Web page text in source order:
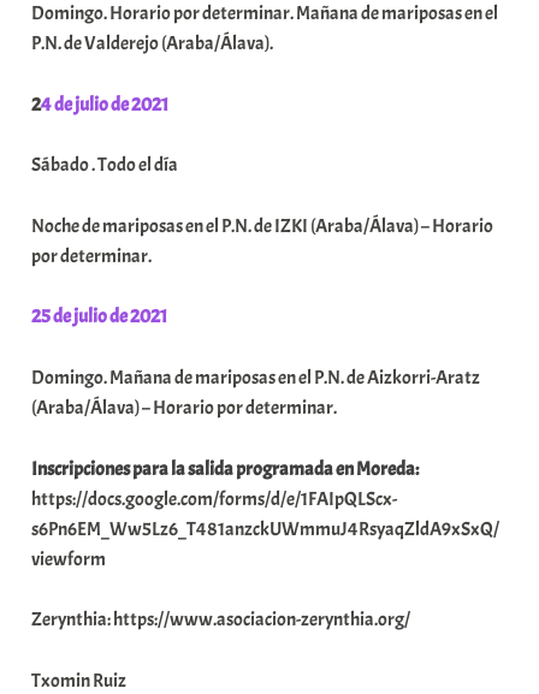
Domingo. Horario por determinar. Mañana de mariposas en el
P.N. de Valderejo (Araba/Álava).
24 de julio de 2021
Sábado . Todo el día
Noche de mariposas en el P.N. de IZKI (Araba/Álava) – Horario
por determinar.
25 de julio de 2021
Domingo. Mañana de mariposas en el P.N. de Aizkorri-Aratz
(Araba/Álava) – Horario por determinar.
Inscripciones para la salida programada en Moreda:
https://docs.google.com/forms/d/e/1FAIpQLScx-
s6Pn6EM_Ww5Lz6_T481anzckUWmmuJ4RsyaqZldA9xSxQ/
viewform
Zerynthia: https://www.asociacion-zerynthia.org/
Txomin Ruiz